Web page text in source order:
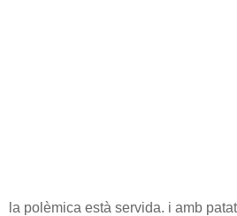
la polèmica està servida. i amb